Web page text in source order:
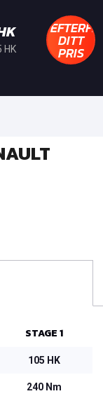
HK DITT
PRIS
STAGE 1
105 HK
240 Nm